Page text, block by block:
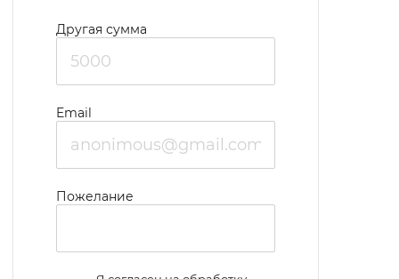
Другая сумма
Email
Пожелание